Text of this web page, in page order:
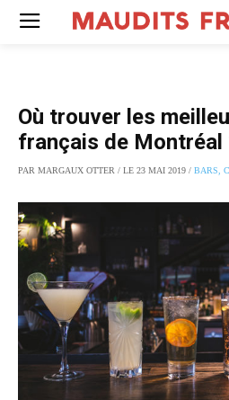
Où trouver les
français de Montréal
PAR MARGAUX OTTER / LE 23 MAI 2019 / BARS,